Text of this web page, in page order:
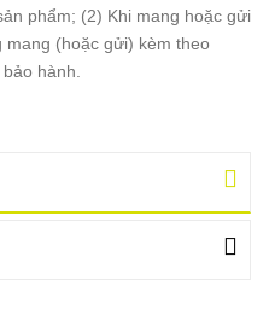
phẩm; (2) Khi mang hoặc gửi
mang (hoặc gửi) kèm theo
hành.